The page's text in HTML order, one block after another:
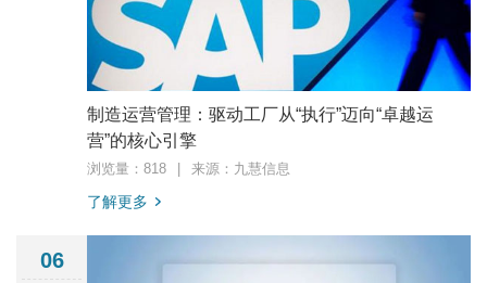
制造运营管理：驱动工厂从“执行”迈向“卓越运
营”的核心引擎
浏览量：818 来源：九慧信息
了解更多
06